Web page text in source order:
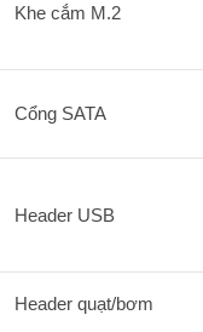
Khe cắm M.2
Cổng SATA
Header USB
Header quạt/bơm